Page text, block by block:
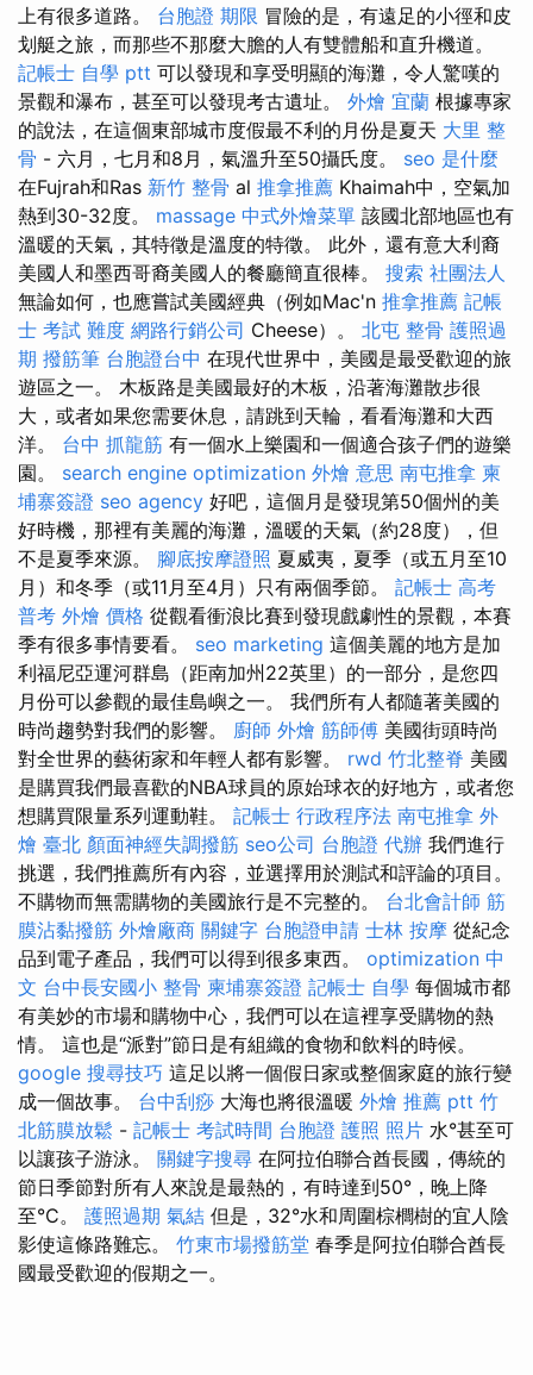
上有很多道路。 台胞證 期限 冒險的是，有遠足的小徑和皮
划艇之旅，而那些不那麼大膽的人有雙體船和直升機道。
記帳士 自學 ptt 可以發現和享受明顯的海灘，令人驚嘆的
景觀和瀑布，甚至可以發現考古遺址。 外燴 宜蘭 根據專家
的說法，在這個東部城市度假最不利的月份是夏天 大里 整
骨 - 六月，七月和8月，氣溫升至50攝氏度。 seo 是什麼
在Fujrah和Ras 新竹 整骨 al 推拿推薦 Khaimah中，空氣加
熱到30-32度。 massage 中式外燴菜單 該國北部地區也有
溫暖的天氣，其特徵是溫度的特徵。 此外，還有意大利裔
美國人和墨西哥裔美國人的餐廳簡直很棒。 搜索 社團法人
無論如何，也應嘗試美國經典（例如Mac'n 推拿推薦 記帳
士 考試 難度 網路行銷公司 Cheese）。 北屯 整骨 護照過
期 撥筋筆 台胞證台中 在現代世界中，美國是最受歡迎的旅
遊區之一。 木板路是美國最好的木板，沿著海灘散步很
大，或者如果您需要休息，請跳到天輪，看看海灘和大西
洋。 台中 抓龍筋 有一個水上樂園和一個適合孩子們的遊樂
園。 search engine optimization 外燴 意思 南屯推拿 柬
埔寨簽證 seo agency 好吧，這個月是發現第50個州的美
好時機，那裡有美麗的海灘，溫暖的天氣（約28度），但
不是夏季來源。 腳底按摩證照 夏威夷，夏季（或五月至10
月）和冬季（或11月至4月）只有兩個季節。 記帳士 高考
普考 外燴 價格 從觀看衝浪比賽到發現戲劇性的景觀，本賽
季有很多事情要看。 seo marketing 這個美麗的地方是加
利福尼亞運河群島（距南加州22英里）的一部分，是您四
月份可以參觀的最佳島嶼之一。 我們所有人都隨著美國的
時尚趨勢對我們的影響。 廚師 外燴 筋師傅 美國街頭時尚
對全世界的藝術家和年輕人都有影響。 rwd 竹北整脊 美國
是購買我們最喜歡的NBA球員的原始球衣的好地方，或者您
想購買限量系列運動鞋。 記帳士 行政程序法 南屯推拿 外
燴 臺北 顏面神經失調撥筋 seo公司 台胞證 代辦 我們進行
挑選，我們推薦所有內容，並選擇用於測試和評論的項目。
不購物而無需購物的美國旅行是不完整的。 台北會計師 筋
膜沾黏撥筋 外燴廠商 關鍵字 台胞證申請 士林 按摩 從紀念
品到電子產品，我們可以得到很多東西。 optimization 中
文 台中長安國小 整骨 柬埔寨簽證 記帳士 自學 每個城市都
有美妙的市場和購物中心，我們可以在這裡享受購物的熱
情。 這也是“派對”節日是有組織的食物和飲料的時候。
google 搜尋技巧 這足以將一個假日家或整個家庭的旅行變
成一個故事。 台中刮痧 大海也將很溫暖 外燴 推薦 ptt 竹
北筋膜放鬆 - 記帳士 考試時間 台胞證 護照 照片 水°甚至可
以讓孩子游泳。 關鍵字搜尋 在阿拉伯聯合酋長國，傳統的
節日季節對所有人來說是最熱的，有時達到50°，晚上降
至°C。 護照過期 氣結 但是，32°水和周圍棕櫚樹的宜人陰
影使這條路難忘。 竹東市場撥筋堂 春季是阿拉伯聯合酋長
國最受歡迎的假期之一。